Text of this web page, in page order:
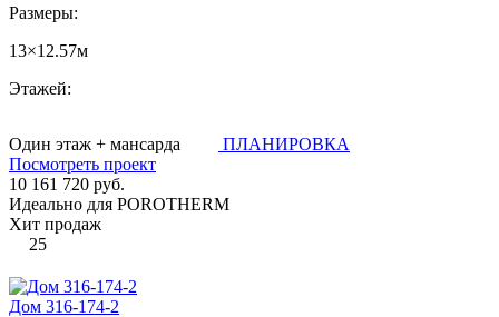
Размеры:
13×12.57м
Этажей:
Один этаж + мансарда
ПЛАНИРОВКА
Посмотреть проект
10 161 720 руб.
Идеально для POROTHERM
Хит продаж
25
Дом 316-174-2